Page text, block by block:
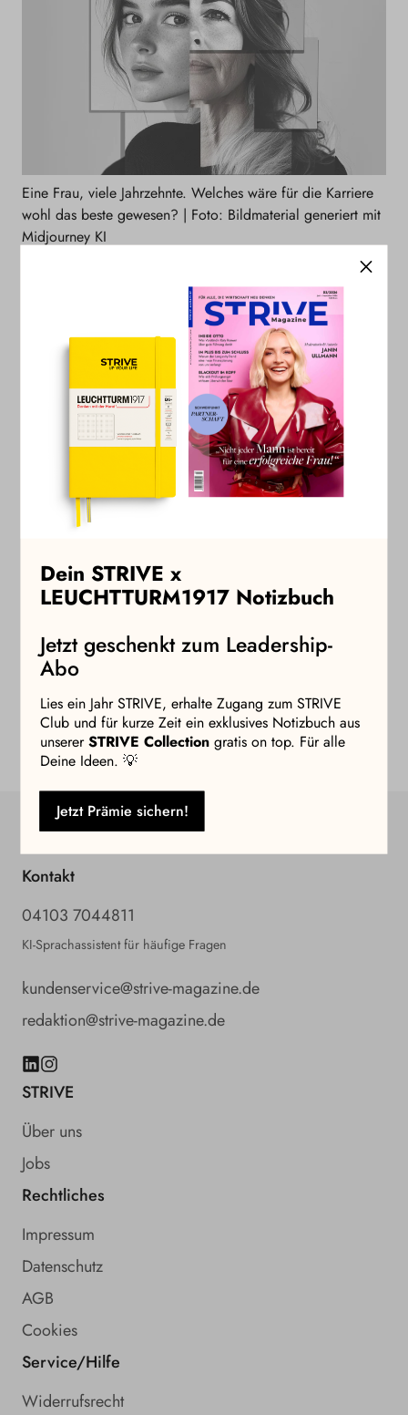
Eine Frau, viele Jahrzehnte. Welches wäre für die Karriere
wohl das beste gewesen? | Foto: Bildmaterial generiert mit
Midjourney KI
Möchtest Du weiterlesen?
Jetzt STRIVE abonnieren, um diesen und alle
weiteren STRIVE+ Artikel zu lesen. Als
Jahresabonnent:in kannst Du zudem kostenlos an
allen Masterclasses teilnehmen und erhältst
exklusive Event-Einladungen sowie regelmäßige
Angebote und Vergünstigungen.
Zu den STRIVE Abos
Kontakt
04103 7044811
KI-Sprachassistent für häufige Fragen
kundenservice@strive-magazine.de
redaktion@strive-magazine.de
LinkedIn
Instagram
STRIVE
Über uns
Jobs
Rechtliches
Impressum
Datenschutz
AGB
Cookies
Service/Hilfe
Widerrufsrecht
Dein STRIVE x
LEUCHTTURM1917 Notizbuch
Jetzt geschenkt zum Leadership-
Abo
Lies ein Jahr STRIVE, erhalte Zugang zum STRIVE
Club und für kurze Zeit ein exklusives Notizbuch aus
unsererSTRIVE Collection gratis on top. Für alle
Deine Ideen. 💡
Jetzt Prämie sichern!